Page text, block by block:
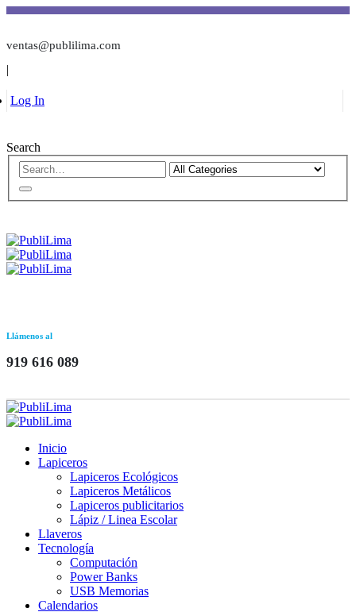
ventas@publilima.com
|
Log In
Search
Llámenos al
919 616 089
Inicio
Lapiceros
Lapiceros Ecológicos
Lapiceros Metálicos
Lapiceros publicitarios
Lápiz / Linea Escolar
Llaveros
Tecnología
Computación
Power Banks
USB Memorias
Calendarios